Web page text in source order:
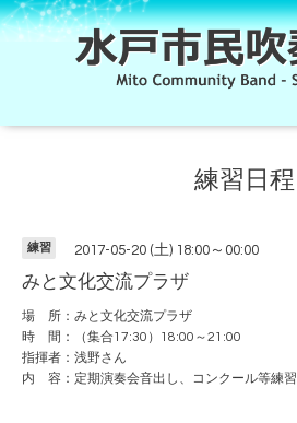
練習日程
練習 2017-05-20 (土) 18:00～00:00
みと文化交流プラザ
場 所：みと文化交流プラザ
時 間：（集合17:30）18:00～21:00
指揮者：浅野さん
内 容：定期演奏会音出し、コンクール等練習